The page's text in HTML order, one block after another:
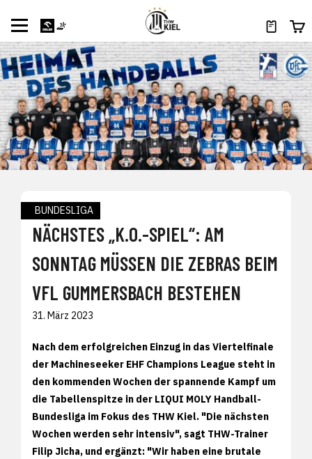
BUNDESLIGA
NÄCHSTES „K.O.-SPIEL“: AM
SONNTAG MÜSSEN DIE ZEBRAS BEIM
VFL GUMMERSBACH BESTEHEN
31. März 2023
Nach dem erfolgreichen Einzug in das Viertelfinale
der Machineseeker EHF Champions League steht in
den kommenden Wochen der spannende Kampf um
die Tabellenspitze in der LIQUI MOLY Handball-
Bundesliga im Fokus des THW Kiel. "Die nächsten
Wochen werden sehr intensiv", sagt THW-Trainer
Filip Jicha, und ergänzt: "Wir haben eine brutale